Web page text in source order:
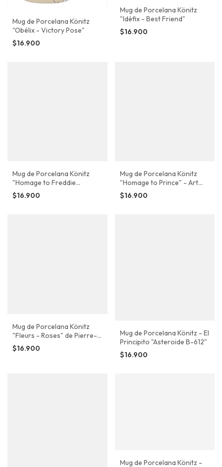
Mug de Porcelana Könitz
"Obélix - Victory Pose"
$16.900
Mug de Porcelana Könitz
"Idéfix - Best Friend"
$16.900
Mug de Porcelana Könitz
"Homage to Freddie
Mercury" - Art Pop Edition
$16.900
Mug de Porcelana Könitz
"Homage to Prince" - Art
Pop Edition
$16.900
Mug de Porcelana Könitz
"Fleurs - Roses" de Pierre-
Auguste Renoir
$16.900
Mug de Porcelana Könitz - El
Principito "Asteroide B-612"
$16.900
Mug de Porcelana Könitz -